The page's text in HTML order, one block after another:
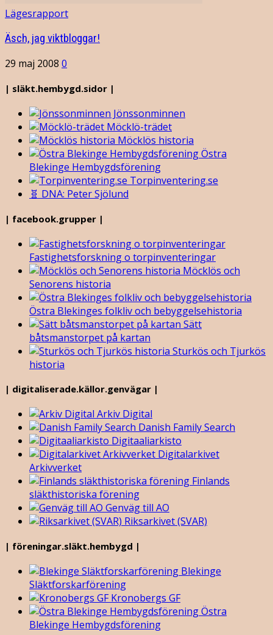
Lägesrapport
Äsch, jag viktbloggar!
29 maj 2008 0
| släkt.hembygd.sidor |
Jönssonminnen
Möcklö-trädet
Möcklös historia
Östra
Blekinge Hembygdsförening
Torpinventering.se
🧬 DNA: Peter Sjölund
| facebook.grupper |
Fastighetsforskning o torpinventeringar
Möcklös och
Senorens historia
Östra Blekinges folkliv och bebyggelsehistoria
Sätt
båtsmanstorpet på kartan
Sturkös och Tjurkös
historia
| digitaliserade.källor.genvägar |
Arkiv Digital
Danish Family Search
Digitaaliarkisto
Digitalarkivet
Arkivverket
Finlands
släkthistoriska förening
Genväg till AO
Riksarkivet (SVAR)
| föreningar.släkt.hembygd |
Blekinge
Släktforskarförening
Kronobergs GF
Östra
Blekinge Hembygdsförening